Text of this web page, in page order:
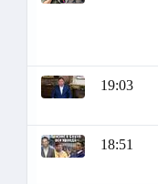
19:03
18:51